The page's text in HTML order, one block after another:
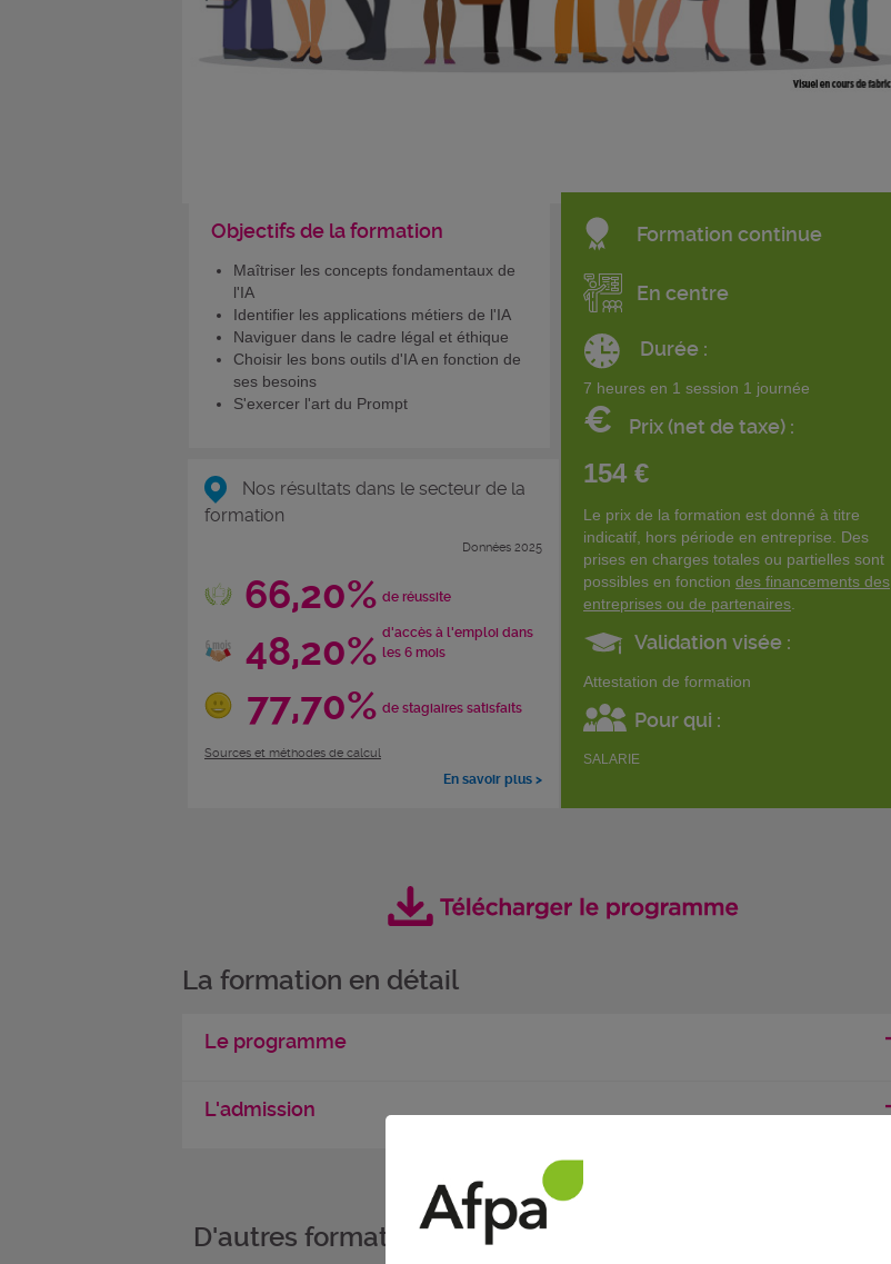
Objectifs de la formation
Maîtriser les concepts fondamentaux de
l'IA
Identifier les applications métiers de l'IA
Naviguer dans le cadre légal et éthique
Choisir les bons outils d'IA en fonction de
ses besoins
S'exercer l'art du Prompt
Nos résultats dans le secteur de la
formation
Données 2025
66,20% de réussite
48,20% d'accès à l'emploi dans
les 6 mois
77,70% de stagiaires satisfaits
Sources et méthodes de calcul
En savoir plus >
Formation continue
En centre
Durée :
7 heures en 1 session 1 journée
€ Prix (net de taxe) :
154 €
Le prix de la formation est donné à titre
indicatif, hors période en entreprise. Des
prises en charges totales ou partielles sont
possibles en fonction des financements des
entreprises ou de partenaires
Validation visée :
Attestation de formation
Pour qui :
SALARIE
La formation en détail
Le programme
L'admission
D'autres formations dans le domaine